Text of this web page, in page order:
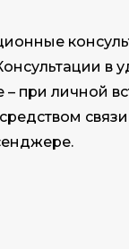
в
при личной